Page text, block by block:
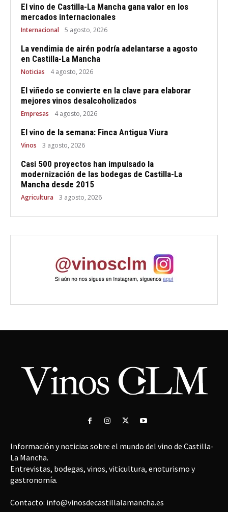
El vino de Castilla-La Mancha gana valor en los
mercados internacionales
Internacional 5 agosto, 2026
La vendimia de airén podría adelantarse a agosto
en Castilla-La Mancha
Noticias 4 agosto, 2026
El viñedo se convierte en la clave para elaborar
mejores vinos desalcoholizados
Empresas 4 agosto, 2026
El vino de la semana: Finca Antigua Viura
Vinos 3 agosto, 2026
Casi 500 proyectos han impulsado la
modernización de las bodegas de Castilla-La
Mancha desde 2015
Agricultura 3 agosto, 2026
Información y noticias sobre el mundo del vino de Castilla-
La Mancha.
Entrevistas, bodegas, vinos, viticultura, enoturismo y
gastronomía.
Contacto: info@vinosdecastillalamancha.es